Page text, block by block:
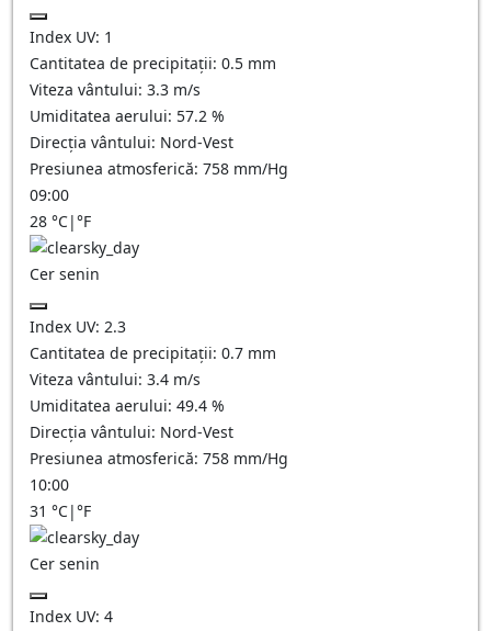
Index UV: 1
Cantitatea de precipitații: 0.5 mm
Viteza vântului: 3.3 m/s
Umiditatea aerului: 57.2 %
Direcția vântului: Nord-Vest
Presiunea atmosferică: 758 mm/Hg
09:00
28 °C|°F
Cer senin
Index UV: 2.3
Cantitatea de precipitații: 0.7 mm
Viteza vântului: 3.4 m/s
Umiditatea aerului: 49.4 %
Direcția vântului: Nord-Vest
Presiunea atmosferică: 758 mm/Hg
10:00
31 °C|°F
Cer senin
Index UV: 4